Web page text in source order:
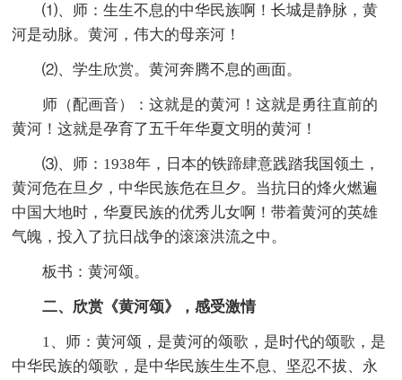
⑴、师：生生不息的中华民族啊！长城是静脉，黄
河是动脉。黄河，伟大的母亲河！
⑵、学生欣赏。黄河奔腾不息的画面。
师（配画音）：这就是的黄河！这就是勇往直前的
黄河！这就是孕育了五千年华夏文明的黄河！
⑶、师：1938年，日本的铁蹄肆意践踏我国领土，
黄河危在旦夕，中华民族危在旦夕。当抗日的烽火燃遍
中国大地时，华夏民族的优秀儿女啊！带着黄河的英雄
气魄，投入了抗日战争的滚滚洪流之中。
板书：黄河颂。
二、欣赏《黄河颂》，感受激情
1、师：黄河颂，是黄河的颂歌，是时代的颂歌，是
中华民族的颂歌，是中华民族生生不息、坚忍不拔、永